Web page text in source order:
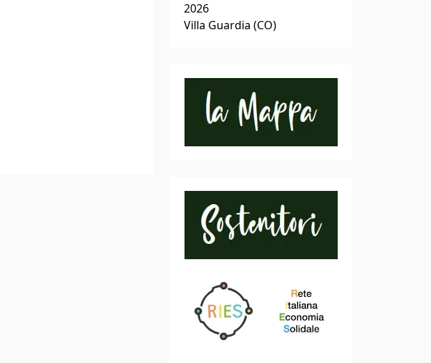
2026
Villa Guardia (CO)